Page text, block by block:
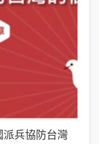
兵協防台灣